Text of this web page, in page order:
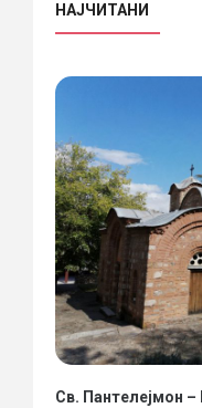
НАЈЧИТАНИ
Св. Пантелејмон –